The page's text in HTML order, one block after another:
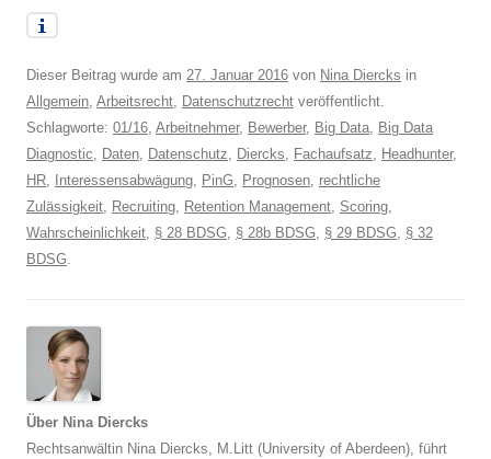
Dieser Beitrag wurde am 27. Januar 2016 von Nina Diercks in
Allgemein, Arbeitsrecht, Datenschutzrecht veröffentlicht.
Schlagworte: 01/16, Arbeitnehmer, Bewerber, Big Data, Big Data
Diagnostic, Daten, Datenschutz, Diercks, Fachaufsatz, Headhunter,
HR, Interessensabwägung, PinG, Prognosen, rechtliche
Zulässigkeit, Recruiting, Retention Management, Scoring,
Wahrscheinlichkeit, § 28 BDSG, § 28b BDSG, § 29 BDSG, § 32
BDSG.
Über Nina Diercks
Rechtsanwältin Nina Diercks, M.Litt (University of Aberdeen), führt